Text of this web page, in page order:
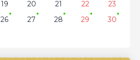
19 20 21 22
23
26 27 28 29
30